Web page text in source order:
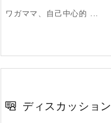
ワガママ、自己中心的 ...
ディスカッション